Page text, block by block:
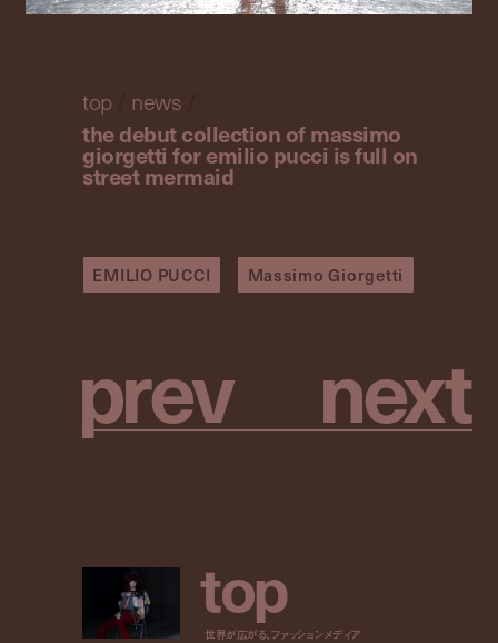
top news
the debut collection of massimo
giorgetti for emilio pucci is full on
street mermaid
EMILIO PUCCI Massimo Giorgetti
prev next
top
世界が広がる、ファッションメディア